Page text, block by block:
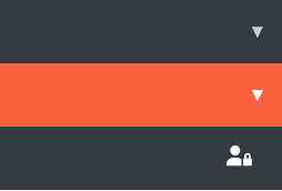
▾
▾